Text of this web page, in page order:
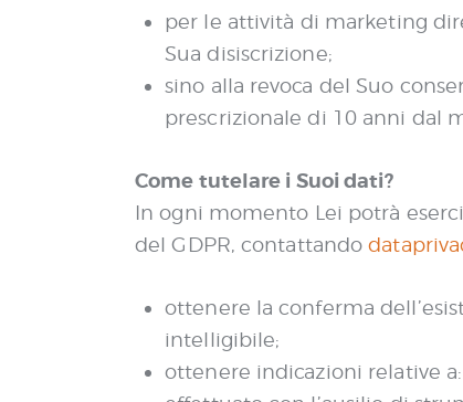
per le attività di marketing
Sua disiscrizione;
sino alla revoca del Suo
prescrizionale di 10 anni dal
Come tutelare i Suoi dati?
In ogni momento Lei potrà
del GDPR, contattando
ottenere la conferma
intelligibile;
ottenere indicazioni relative